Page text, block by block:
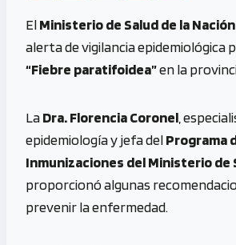
b
o
k
se
n
er
py
Li
k
gr
a
at
s
A
p
p
ElMinisterio de Salud de la Nación
alerta de vigilancia epidemiológica
“Fiebre paratifoidea”en la
LaDra. Florencia Coronel ,
epidemiología y jefa delPrograma
Inmunizaciones del Ministerio de
proporcionó algunas
prevenir la enfermedad.